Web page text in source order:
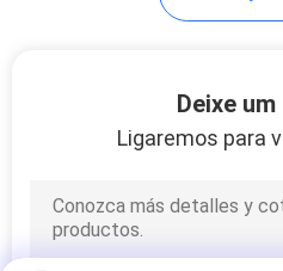
máquina
matéria
Deixe
Ligaremos para